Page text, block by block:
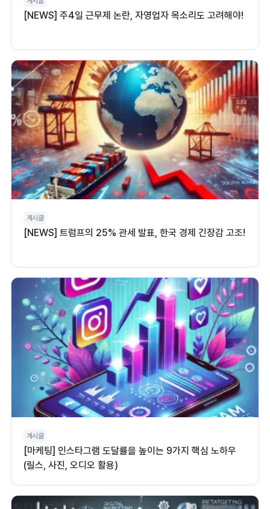
[NEWS] 주4일 근무제 논란, 자영업자 목소리도 고려해야!
게시글
[NEWS] 트럼프의 25% 관세 발표, 한국 경제 긴장감 고조!
게시글
[마케팅] 인스타그램 도달률을 높이는 9가지 핵심 노하우
(릴스, 사진, 오디오 활용)